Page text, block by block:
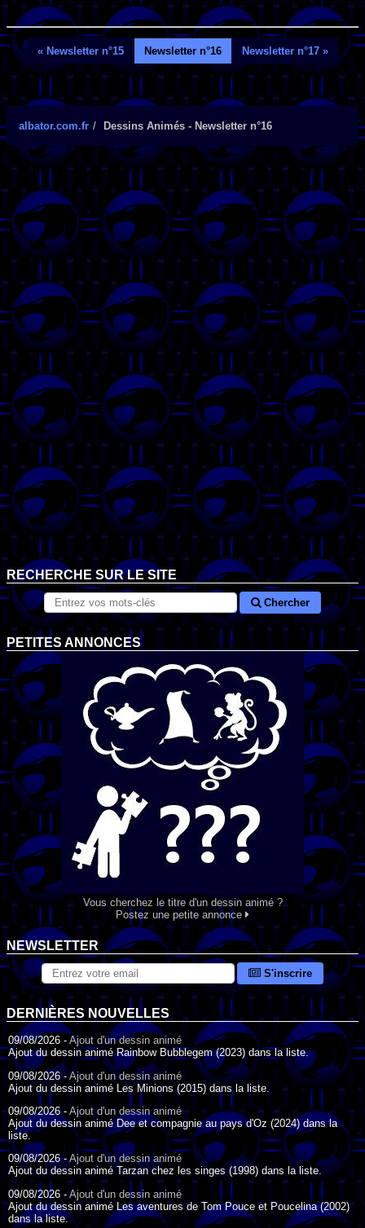
« Newsletter n°15 Newsletter n°16 Newsletter n°17 »
albator.com.fr Dessins Animés - Newsletter n°16
RECHERCHE SUR LE SITE
Chercher
PETITES ANNONCES
Vous cherchez le titre d'un dessin animé ?
Postez une petite annonce
NEWSLETTER
S'inscrire
DERNIÈRES NOUVELLES
09/08/2026 - Ajout d'un dessin animé
Ajout du dessin animé Rainbow Bubblegem (2023) dans la liste.
09/08/2026 -Ajout d'un dessin animé
Ajout du dessin animé Les Minions (2015) dans la liste.
09/08/2026 -Ajout d'un dessin animé
Ajout du dessin animé Dee et compagnie au pays d'Oz (2024) dans la
liste.
09/08/2026 -Ajout d'un dessin animé
Ajout du dessin animé Tarzan chez les singes (1998) dans la liste.
09/08/2026 - Ajout d'un dessin animé
Ajout du dessin animé Les aventures de Tom Pouce et Poucelina (2002)
dans la liste.